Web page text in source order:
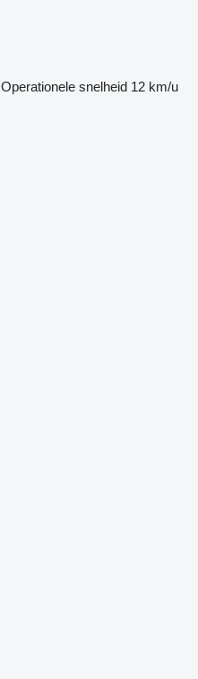
Operationele snelheid 12 km/u